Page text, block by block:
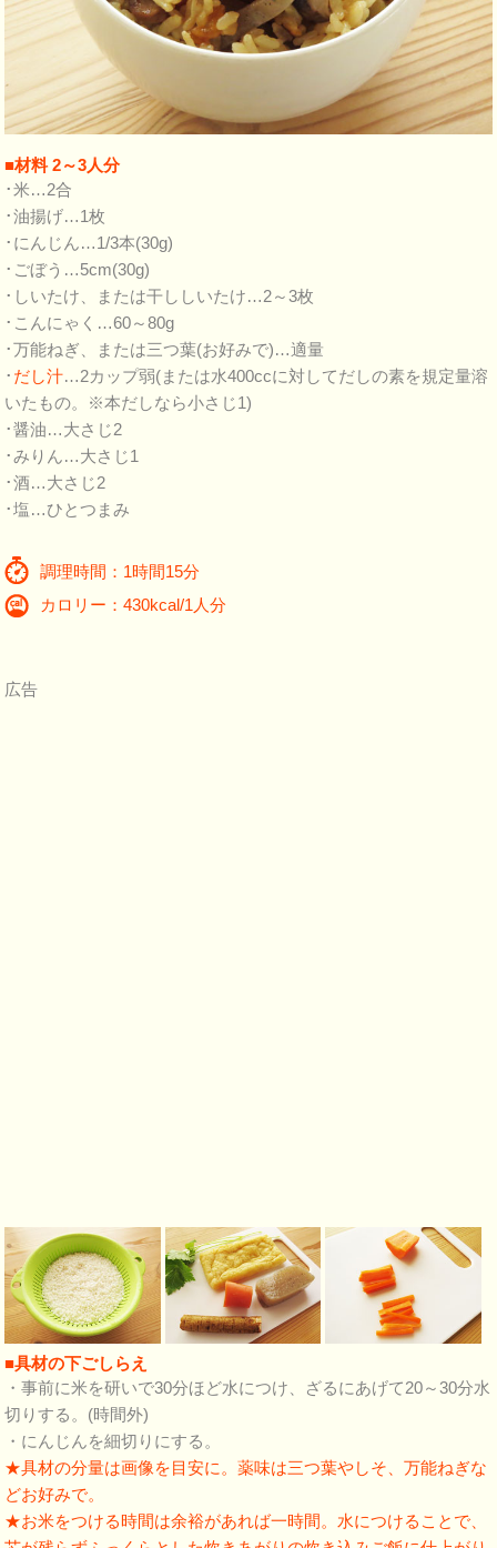
■材料 2～3人分
･米…2合
･油揚げ…1枚
･にんじん…1/3本(30g)
･ごぼう…5cm(30g)
･しいたけ、または干ししいたけ…2～3枚
･こんにゃく…60～80g
･万能ねぎ、または三つ葉(お好みで)…適量
･ だし汁…2カップ弱(または水400ccに対してだしの素を規定量溶
いたもの。※本だしなら小さじ1)
･醤油…大さじ2
･みりん…大さじ1
･酒…大さじ2
･塩…ひとつまみ
調理時間：1時間15分
カロリー：430kcal/1人分
広告
■具材の下ごしらえ
・事前に米を研いで30分ほど水につけ、ざるにあげて20～30分水
切りする。(時間外)
・にんじんを細切りにする。
★具材の分量は画像を目安に。薬味は三つ葉やしそ、万能ねぎな
どお好みで。
★お米をつける時間は余裕があれば一時間。水につけることで、